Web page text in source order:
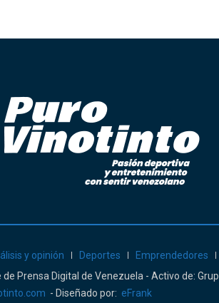
y opinión Deportes Emprendedores
Prensa Digital de Venezuela - Activo de:
- Diseñado por: eFrank